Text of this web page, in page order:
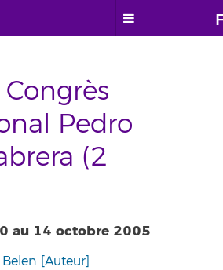
Pedro
(2
au 14 octobre 2005
[Auteur]